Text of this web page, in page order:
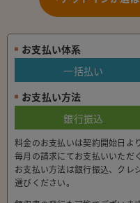
お支払い体系
一括払い
お支払い方法
銀行振込
料金のお支払いは契約開始日よ
毎月の請求にてお支払いいただ
お支払い方法は銀行振込、クレ
選びください。